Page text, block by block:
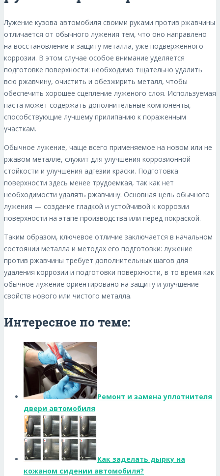
Лужение кузова автомобиля своими руками против ржавчины
отличается от обычного лужения тем, что оно направлено
на восстановление и защиту металла, уже подверженного
коррозии. В этом случае особое внимание уделяется
подготовке поверхности: необходимо тщательно удалить
всю ржавчину, очистить и обезжирить металл, чтобы
обеспечить хорошее сцепление луженого слоя. Используемая
паста может содержать дополнительные компоненты,
способствующие лучшему прилипанию к пораженным
участкам.
Обычное лужение, чаще всего применяемое на новом или не
ржавом металле, служит для улучшения коррозионной
стойкости и улучшения адгезии краски. Подготовка
поверхности здесь менее трудоемкая, так как нет
необходимости удалять ржавчину. Основная цель обычного
лужения — создание гладкой и устойчивой к коррозии
поверхности на этапе производства или перед покраской.
Таким образом, ключевое отличие заключается в начальном
состоянии металла и методах его подготовки: лужение
против ржавчины требует дополнительных шагов для
удаления коррозии и подготовки поверхности, в то время как
обычное лужение ориентировано на защиту и улучшение
свойств нового или чистого металла.
Интересное по теме:
Ремонт и замена уплотнителя
двери автомобиля
Как заделать дырку на
кожаном сидении автомобиля?